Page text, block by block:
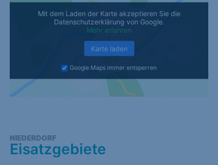
Mit dem Laden der Karte akzeptieren Sie die
Datenschutzerklärung von Google.
Mehr erfahren
Karte laden
Google Maps immer entsperren
NIEDERDORF
Eisatzgebiete